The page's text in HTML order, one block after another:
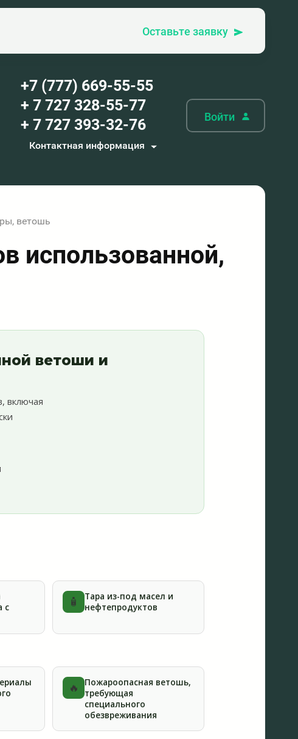
Оставьте заявку
+7 (777) 669-55-55
+ 7 727 328-55-77
+ 7 727 393-32-76
Контактная информация
Войти
ветошь
использованной,
ветоши и
включая
с
🧴
Тара из-под масел и
нефтепродуктов
🔥
Пожароопасная ветошь,
требующая
специального
обезвреживания